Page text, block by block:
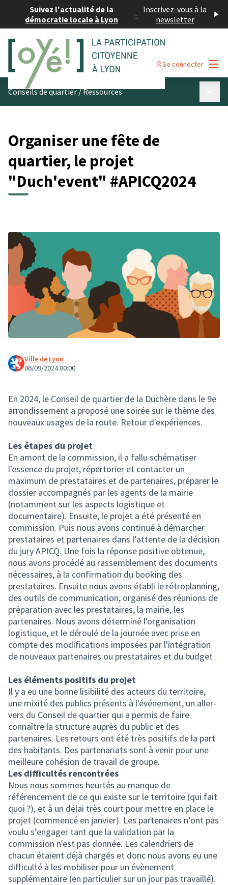
Suivez l'actualité de la
démocratie locale à Lyon
- Inscrivez-vous à la
newsletter
Se connecter
Conseils de quartier/Ressources
Organiser une fête de
quartier, le projet
"Duch'event" #APICQ2024
Ville de Lyon
06/09/2024 00:00
En 2024, le Conseil de quartier de la Duchère dans le 9e
arrondissement a proposé une soirée sur le thème des
nouveaux usages de la route. Retour d'expériences.
Les étapes du projet
En amont de la commission, il a fallu schématiser
l'essence du projet, répertorier et contacter un
maximum de prestataires et de partenaires, préparer le
dossier accompagnés par les agents de la mairie
(notamment sur les aspects logistique et
documentaire). Ensuite, le projet a été présenté en
commission. Puis nous avons continué à démarcher
prestataires et partenaires dans l’attente de la décision
du jury APICQ. Une fois la réponse positive obtenue,
nous avons procédé au rassemblement des documents
nécessaires, à la confirmation du booking des
prestataires. Ensuite nous avons établi le rétroplanning,
des outils de communication, organisé des réunions de
préparation avec les prestataires, la mairie, les
partenaires. Nous avons déterminé l'organisation
logistique, et le déroulé de la journée avec prise en
compte des modifications imposées par l'intégration
de nouveaux partenaires ou prestataires et du budget
Les éléments positifs du projet
Il y a eu une bonne lisibilité des acteurs du territoire,
une mixité des publics présents à l'événement, un aller-
vers du Conseil de quartier qui a permis de faire
connaître la structure auprès du public et des
partenaires. Les retours ont été très positifs de la part
des habitants. Des partenariats sont à venir pour une
meilleure cohésion de travail de groupe.
Les difficultés rencontrées
Nous nous sommes heurtés au manque de
référencement de ce qui existe sur le territoire (qui fait
quoi ?), et à un délai très court pour mettre en place le
projet (commencé en janvier). Les partenaires n’ont pas
voulu s’engager tant que la validation par la
commission n'est pas donnée. Les calendriers de
chacun étaient déjà chargés et donc nous avons eu une
difficulté à les mobiliser pour un évènement
supplémentaire (en particulier sur un jour pas travaillé).